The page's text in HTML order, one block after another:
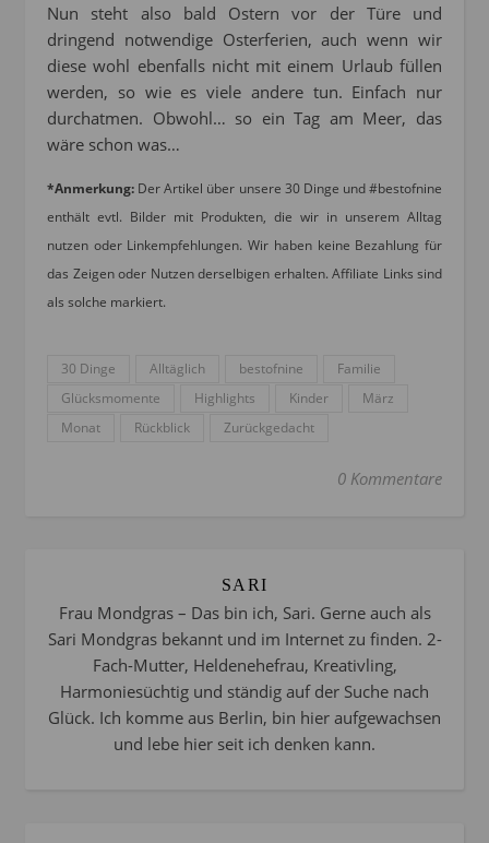
Nun steht also bald Ostern vor der Türe und
dringend notwendige Osterferien, auch wenn wir
diese wohl ebenfalls nicht mit einem Urlaub füllen
werden, so wie es viele andere tun. Einfach nur
durchatmen. Obwohl… so ein Tag am Meer, das
wäre schon was…
*Anmerkung: Der Artikel über unsere 30 Dinge und #bestofnine
enthält evtl. Bilder mit Produkten, die wir in unserem Alltag
nutzen oder Linkempfehlungen. Wir haben keine Bezahlung für
das Zeigen oder Nutzen derselbigen erhalten. Affiliate Links sind
als solche markiert.
30 Dinge Alltäglich bestofnine
Familie
Glücksmomente
Highlights Kinder
März
Monat
Rückblick Zurückgedacht
0 Kommentare
SARI
Frau Mondgras – Das bin ich, Sari. Gerne auch als
Sari Mondgras bekannt und im Internet zu finden. 2-
Fach-Mutter, Heldenehefrau, Kreativling,
Harmoniesüchtig und ständig auf der Suche nach
Glück. Ich komme aus Berlin, bin hier aufgewachsen
und lebe hier seit ich denken kann.